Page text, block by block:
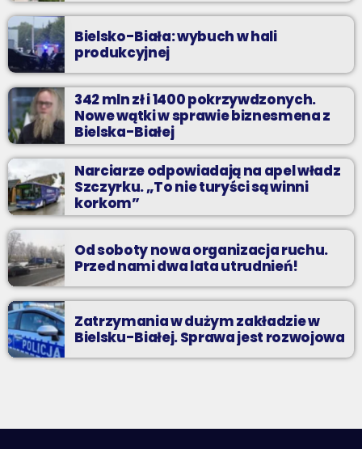
Bielsko-Biała: wybuch w hali
produkcyjnej
342 mln zł i 1400 pokrzywdzonych.
Nowe wątki w sprawie biznesmena z
Bielska-Białej
Narciarze odpowiadają na apel władz
Szczyrku. „To nie turyści są winni
korkom”
Od soboty nowa organizacja ruchu.
Przed nami dwa lata utrudnień!
Zatrzymania w dużym zakładzie w
Bielsku-Białej. Sprawa jest rozwojowa